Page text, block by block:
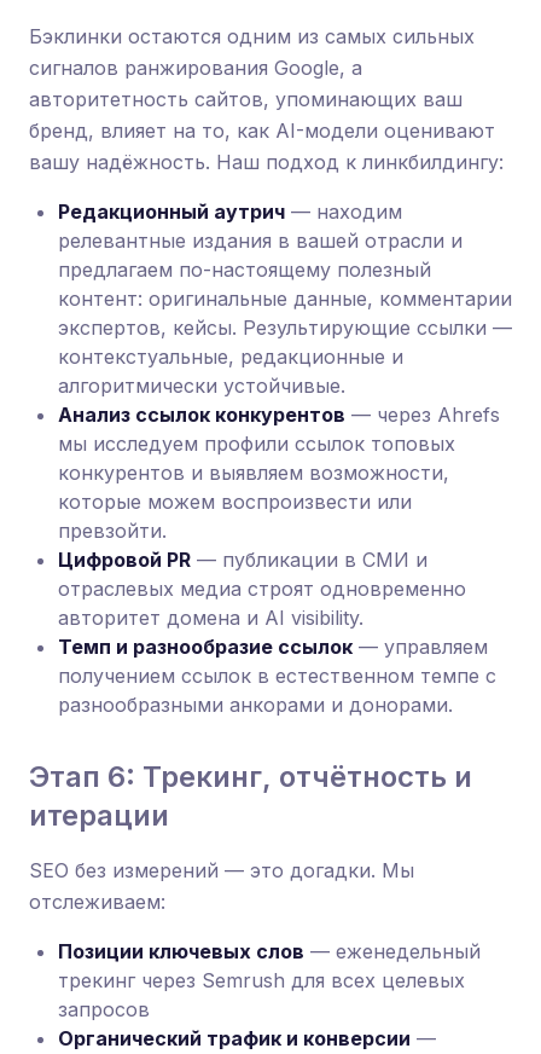
Бэклинки остаются одним из самых сильных
сигналов ранжирования Google, а
авторитетность сайтов, упоминающих ваш
бренд, влияет на то, как AI-модели оценивают
вашу надёжность. Наш подход к линкбилдингу:
Редакционный аутрич — находим
релевантные издания в вашей отрасли и
предлагаем по-настоящему полезный
контент: оригинальные данные, комментарии
экспертов, кейсы. Результирующие ссылки —
контекстуальные, редакционные и
алгоритмически устойчивые.
Анализ ссылок конкурентов — через Ahrefs
мы исследуем профили ссылок топовых
конкурентов и выявляем возможности,
которые можем воспроизвести или
превзойти.
Цифровой PR — публикации в СМИ и
отраслевых медиа строят одновременно
авторитет домена и AI visibility.
Темп и разнообразие ссылок — управляем
получением ссылок в естественном темпе с
разнообразными анкорами и донорами.
Этап 6: Трекинг, отчётность и
итерации
SEO без измерений — это догадки. Мы
отслеживаем:
Позиции ключевых слов — еженедельный
трекинг через Semrush для всех целевых
запросов
Органический трафик и конверсии —